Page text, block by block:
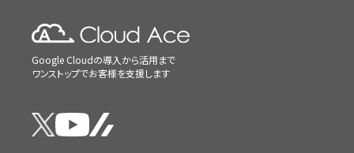
Google Cloudの導入から活用まで
ワンストップでお客様を支援します